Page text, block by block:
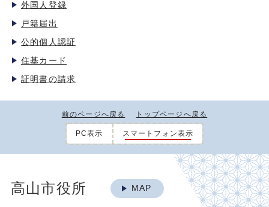
外国人登録
戸籍届出
公的個人認証
住基カード
証明書の請求
前のページへ戻る トップページへ戻る
PC表示 スマートフォン表示
高山市役所 MAP